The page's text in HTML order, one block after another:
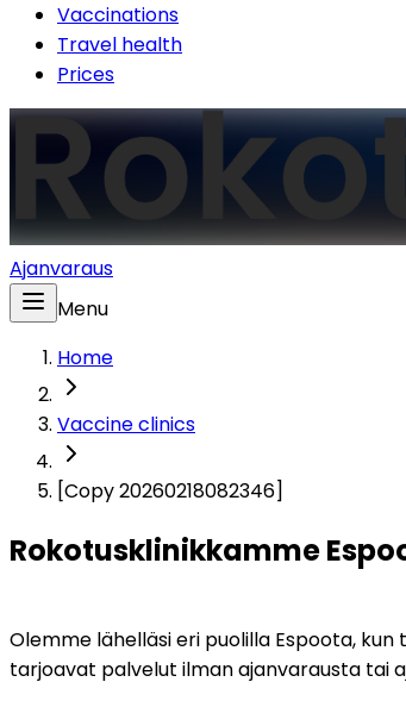
Vaccinations
Travel health
Prices
Ajanvaraus
Menu
Home
Vaccine clinics
[Copy 20260218082346]
Rokotusklinikkamme
Olemme lähelläsi eri puolilla Espoota,
tarjoavat palvelut ilman ajanvarausta tai